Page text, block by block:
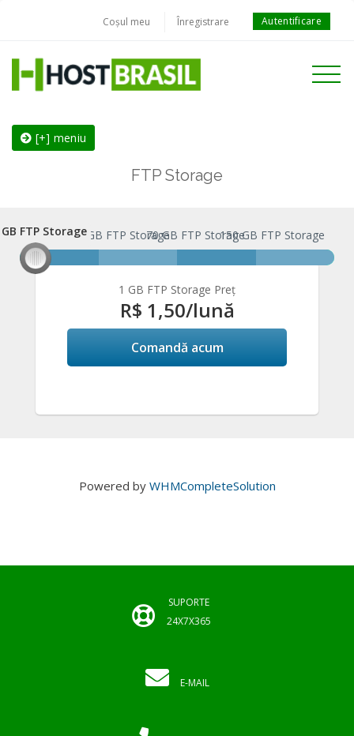
Coșul meu Înregistrare Autentificare
Toggle
[+] meniu
FTP Storage
FTP Storage
GB FTP Storage30 GB FTP Storage70 GB FTP Storage150 GB FTP Storage
1 GB FTP Storage Preț
R$ 1,50/lună
Comandă acum
Powered by WHMCompleteSolution
SUPORTE
24X7X365
E-MAIL